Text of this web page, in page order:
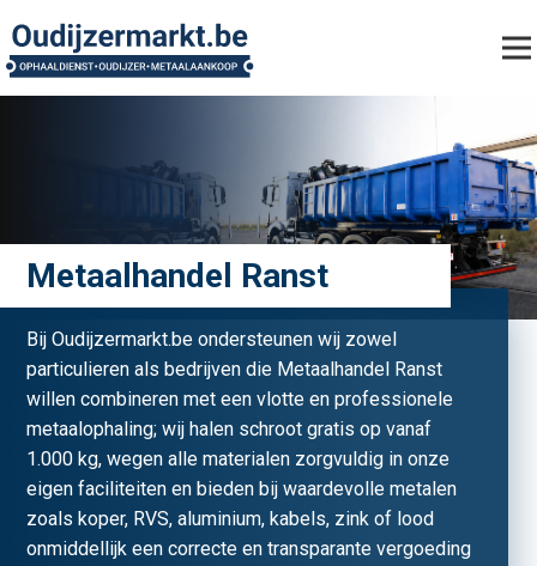
Metaalhandel Ranst
Bij Oudijzermarkt.be ondersteunen wij zowel
particulieren als bedrijven die Metaalhandel Ranst
willen combineren met een vlotte en professionele
metaalophaling; wij halen schroot gratis op vanaf
1.000 kg, wegen alle materialen zorgvuldig in onze
eigen faciliteiten en bieden bij waardevolle metalen
zoals koper, RVS, aluminium, kabels, zink of lood
onmiddellijk een correcte en transparante vergoeding